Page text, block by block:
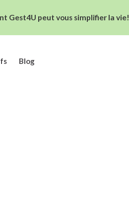
Gest4U peut vous simplifier la vie!
Blog